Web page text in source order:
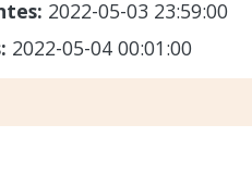
2022-05-03 23:59:00
2022-05-04 00:01:00